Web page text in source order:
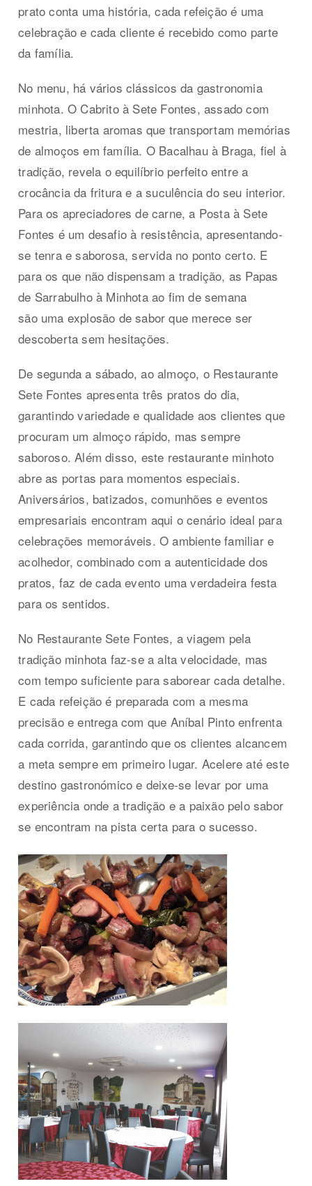
prato conta uma história, cada refeição é uma
celebração e cada cliente é recebido como parte
da família.
No menu, há vários clássicos da gastronomia
minhota. O Cabrito à Sete Fontes, assado com
mestria, liberta aromas que transportam memórias
de almoços em família. O Bacalhau à Braga, fiel à
tradição, revela o equilíbrio perfeito entre a
crocância da fritura e a suculência do seu interior.
Para os apreciadores de carne, a Posta à Sete
Fontes é um desafio à resistência, apresentando-
se tenra e saborosa, servida no ponto certo. E
para os que não dispensam a tradição, as Papas
de Sarrabulho à Minhota ao fim de semana
são uma explosão de sabor que merece ser
descoberta sem hesitações.
De segunda a sábado, ao almoço, o Restaurante
Sete Fontes apresenta três pratos do dia,
garantindo variedade e qualidade aos clientes que
procuram um almoço rápido, mas sempre
saboroso. Além disso, este restaurante minhoto
abre as portas para momentos especiais.
Aniversários, batizados, comunhões e eventos
empresariais encontram aqui o cenário ideal para
celebrações memoráveis. O ambiente familiar e
acolhedor, combinado com a autenticidade dos
pratos, faz de cada evento uma verdadeira festa
para os sentidos.
No Restaurante Sete Fontes, a viagem pela
tradição minhota faz-se a alta velocidade, mas
com tempo suficiente para saborear cada detalhe.
E cada refeição é preparada com a mesma
precisão e entrega com que Aníbal Pinto enfrenta
cada corrida, garantindo que os clientes alcancem
a meta sempre em primeiro lugar. Acelere até este
destino gastronómico e deixe-se levar por uma
experiência onde a tradição e a paixão pelo sabor
se encontram na pista certa para o sucesso.